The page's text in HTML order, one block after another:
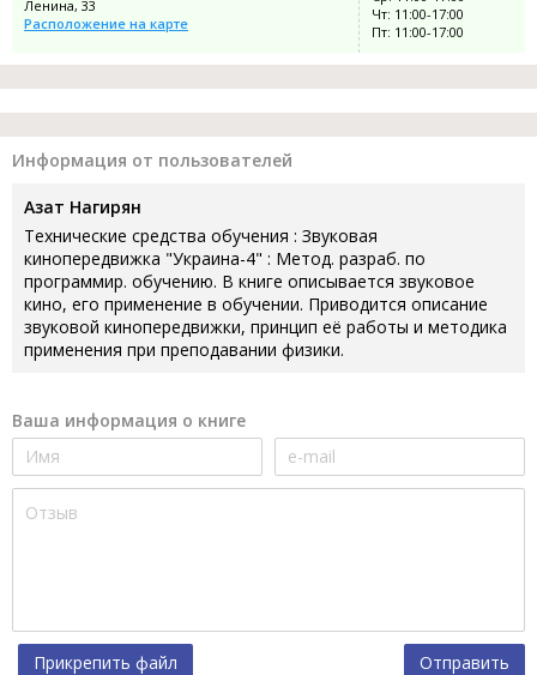
Ленина, 33
Расположение на карте
Чт: 11:00-17:00
Пт: 11:00-17:00
Информация от пользователей
Азат Нагирян
Технические средства обучения : Звуковая
кинопередвижка "Украина-4" : Метод. разраб. по
программир. обучению. В книге описывается звуковое
кино, его применение в обучении. Приводится описание
звуковой кинопередвижки, принцип её работы и методика
применения при преподавании физики.
Ваша информация о книге
Прикрепить файл Отправить